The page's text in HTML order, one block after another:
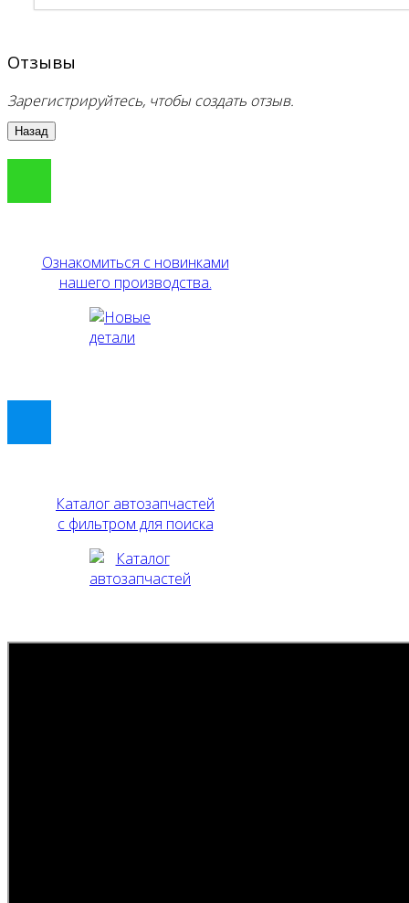
Отзывы
Зарегистрируйтесь, чтобы создать отзыв.
Ознакомиться с новинками
нашего производства.
Каталог автозапчастей
с фильтром для поиска